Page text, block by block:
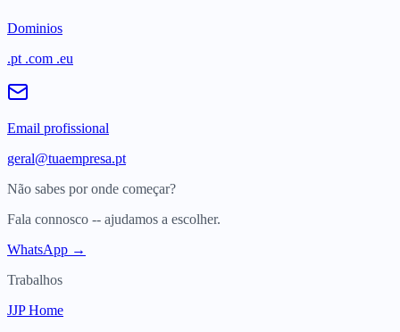
Dominios
.pt .com .eu
Email profissional
geral@tuaempresa.pt
Não sabes por onde começar?
Fala connosco -- ajudamos a escolher.
WhatsApp →
Trabalhos
JJP Home